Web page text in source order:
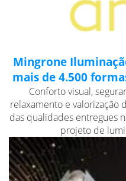
Mingrone
mais de 4.500
Conforto visual,
relaxamento e valorização
das qualidades entregues
projeto de